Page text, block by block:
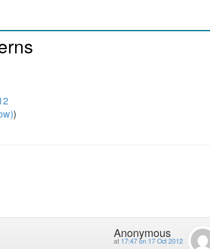
)
Anonymous
at 17:47 on 17 Oct 2012